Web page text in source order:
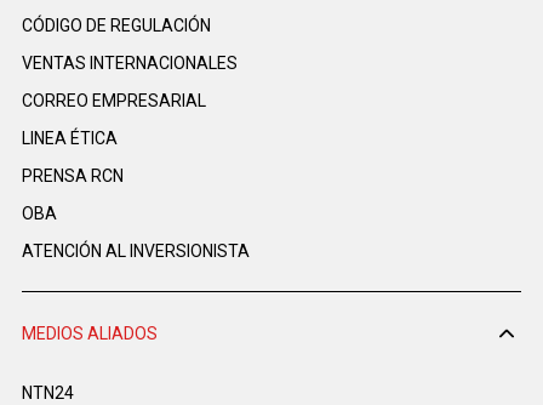
CÓDIGO DE REGULACIÓN
VENTAS INTERNACIONALES
CORREO EMPRESARIAL
LINEA ÉTICA
PRENSA RCN
OBA
ATENCIÓN AL INVERSIONISTA
MEDIOS ALIADOS
NTN24